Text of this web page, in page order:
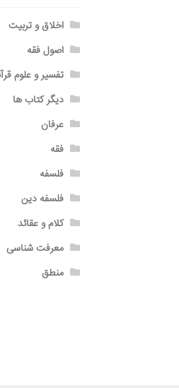
اخلاق و تربیت
اصول فقه
تفسیر و علوم
دیگر کتاب ها
عرفان
فقه
فلسفه
فلسفه دین
کلام و عقائد
معرفت شناسی
منطق